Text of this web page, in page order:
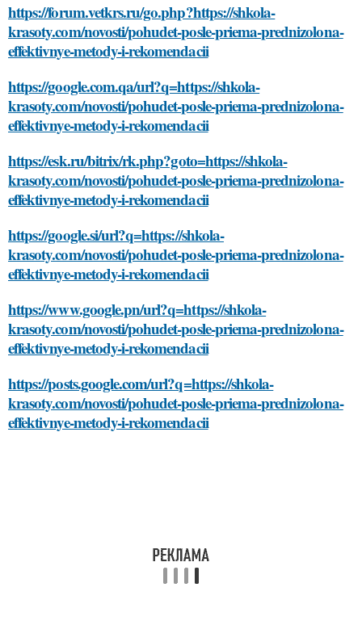
https://forum.vetkrs.ru/go.php?https://shkola-
krasoty.com/novosti/pohudet-posle-priema-prednizolona-
effektivnye-metody-i-rekomendacii
https://google.com.qa/url?q=https://shkola-
krasoty.com/novosti/pohudet-posle-priema-prednizolona-
effektivnye-metody-i-rekomendacii
https://esk.ru/bitrix/rk.php?goto=https://shkola-
krasoty.com/novosti/pohudet-posle-priema-prednizolona-
effektivnye-metody-i-rekomendacii
https://google.si/url?q=https://shkola-
krasoty.com/novosti/pohudet-posle-priema-prednizolona-
effektivnye-metody-i-rekomendacii
https://www.google.pn/url?q=https://shkola-
krasoty.com/novosti/pohudet-posle-priema-prednizolona-
effektivnye-metody-i-rekomendacii
https://posts.google.com/url?q=https://shkola-
krasoty.com/novosti/pohudet-posle-priema-prednizolona-
effektivnye-metody-i-rekomendacii